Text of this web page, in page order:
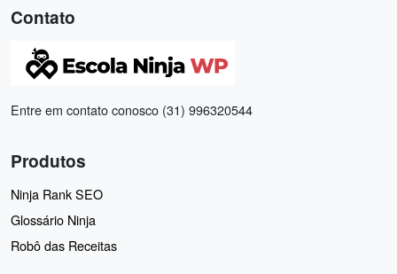
Contato
Entre em contato conosco (31) 996320544
Produtos
Ninja Rank SEO
Glossário Ninja
Robô das Receitas